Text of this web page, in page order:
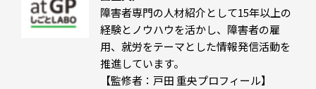
障害者専門の人材紹介として15年以上の
経験とノウハウを活かし、障害者の雇
用、就労をテーマとした情報発信活動を
推進しています。
【監修者：戸田 重央プロフィール】